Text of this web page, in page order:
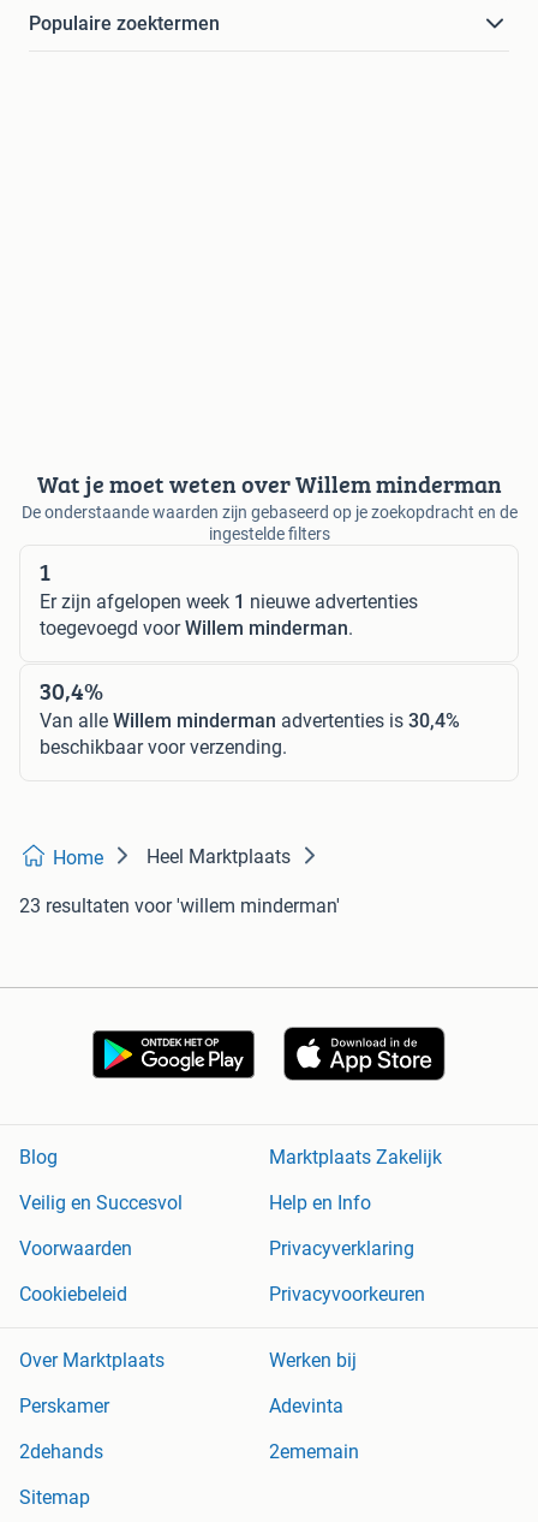
Populaire zoektermen
Wat je moet weten over Willem minderman
De onderstaande waarden zijn gebaseerd op je zoekopdracht en de
ingestelde filters
1
Er zijn afgelopen week 1 nieuwe advertenties
toegevoegd voorWillem minderman.
30,4%
Van alle Willem minderman advertenties is 30,4%
beschikbaar voor verzending.
Home Heel Marktplaats
23 resultaten voor 'willem minderman'
Blog
Marktplaats Zakelijk
Veilig en Succesvol
Help en Info
Voorwaarden
Privacyverklaring
Cookiebeleid
Privacyvoorkeuren
Over Marktplaats
Werken bij
Perskamer
Adevinta
2dehands
2ememain
Sitemap